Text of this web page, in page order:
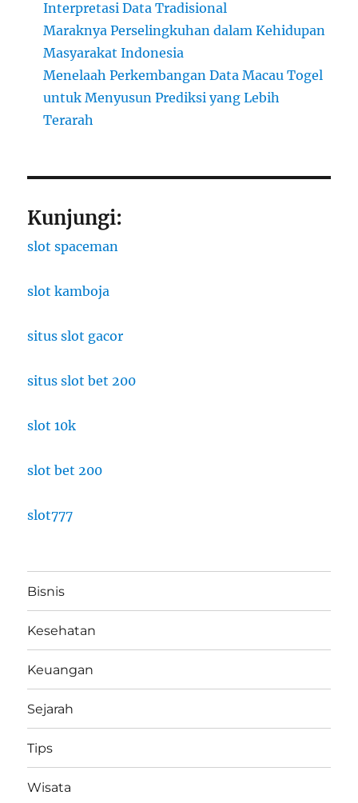
Interpretasi Data Tradisional
Maraknya Perselingkuhan dalam Kehidupan
Masyarakat Indonesia
Menelaah Perkembangan Data Macau Togel
untuk Menyusun Prediksi yang Lebih
Terarah
Kunjungi:
slot spaceman
slot kamboja
situs slot gacor
situs slot bet 200
slot 10k
slot bet 200
slot777
Bisnis
Kesehatan
Keuangan
Sejarah
Tips
Wisata